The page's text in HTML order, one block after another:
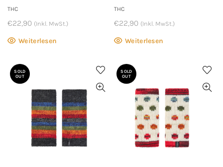
THC
€22,90 (Inkl. MwSt.)
Weiterlesen
THC
€22,90 (Inkl. MwSt.)
Weiterlesen
SOLD
OUT
SOLD
OUT